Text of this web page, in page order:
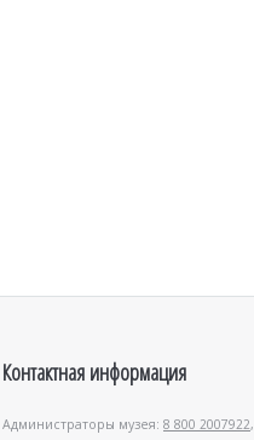
Контактная информация
Администраторы музея: 8 800 2007922,